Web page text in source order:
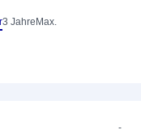
3 Jahre Max.
-